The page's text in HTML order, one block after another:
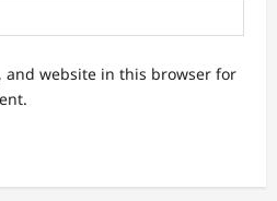
and website in this browser for